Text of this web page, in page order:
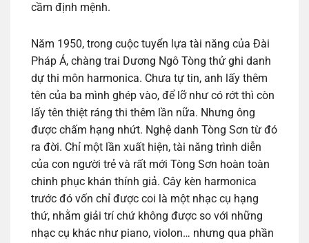
cầm định mệnh.
Năm 1950, trong cuộc tuyển lựa tài năng của Đài
Pháp Á, chàng trai Dương Ngô Tòng thử ghi danh
dự thi môn harmonica. Chưa tự tin, anh lấy thêm
tên của ba mình ghép vào, để lỡ như có rớt thì còn
lấy tên thiệt ráng thi thêm lần nữa. Nhưng ông
được chấm hạng nhứt. Nghệ danh Tòng Sơn từ đó
ra đời. Chỉ một lần xuất hiện, tài năng trình diễn
của con người trẻ và rất mới Tòng Sơn hoàn toàn
chinh phục khán thính giả. Cây kèn harmonica
trước đó vốn chỉ được coi là một nhạc cụ hạng
thứ, nhằm giải trí chứ không được so với những
nhạc cụ khác như piano, violon… nhưng qua phần